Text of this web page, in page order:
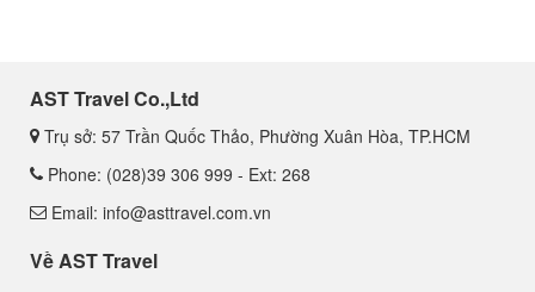
AST Travel Co.,Ltd
Trụ sở: 57 Trần Quốc Thảo, Phường Xuân Hòa, TP.HCM
Phone: (028)39 306 999 - Ext: 268
Email: info@asttravel.com.vn
Về AST Travel